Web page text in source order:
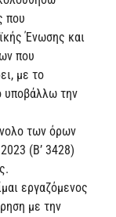
που
Ένωσης και
που
με το
υποβάλλω την
των όρων
(Β’ 3428)
εργαζόμενος
με την